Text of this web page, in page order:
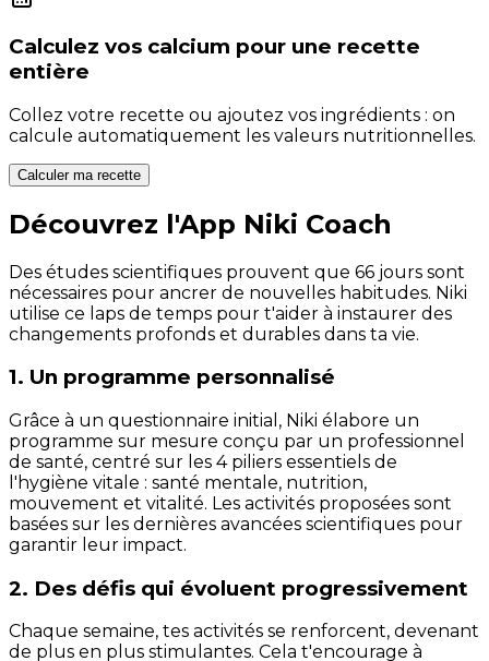
Calculez vos calcium pour une recette
entière
Collez votre recette ou ajoutez vos ingrédients : on
calcule automatiquement les valeurs nutritionnelles.
Calculer ma recette
Découvrez l'App Niki Coach
Des études scientifiques prouvent que 66 jours sont
nécessaires pour ancrer de nouvelles habitudes. Niki
utilise ce laps de temps pour t'aider à instaurer des
changements profonds et durables dans ta vie.
1. Un programme personnalisé
Grâce à un questionnaire initial, Niki élabore un
programme sur mesure conçu par un professionnel
de santé, centré sur les 4 piliers essentiels de
l'hygiène vitale : santé mentale, nutrition,
mouvement et vitalité. Les activités proposées sont
basées sur les dernières avancées scientifiques pour
garantir leur impact.
2. Des défis qui évoluent progressivement
Chaque semaine, tes activités se renforcent, devenant
de plus en plus stimulantes. Cela t'encourage à